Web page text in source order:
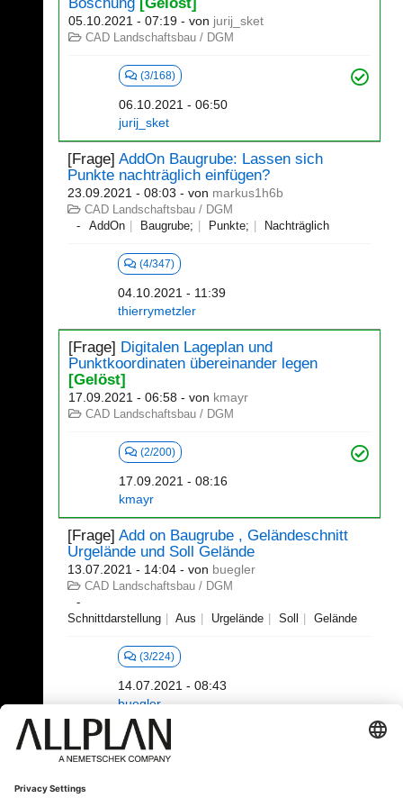
05.10.2021 - 07:19 - von jurij_sket
CAD Landschaftsbau / DGM
(3/168)
06.10.2021 - 06:50
jurij_sket
[Frage] AddOn Baugrube: Lassen sich
Punkte nachträglich einfügen?
23.09.2021 - 08:03 - von markus1h6b
CAD Landschaftsbau / DGM
AddOn
Baugrube; Punkte; Nachträglich
(4/347)
04.10.2021 - 11:39
thierrymetzler
[Frage] Digitalen Lageplan und
Punktkoordinaten übereinander legen
[Gelöst]
17.09.2021 - 06:58 - von kmayr
CAD Landschaftsbau / DGM
(2/200)
17.09.2021 - 08:16
kmayr
[Frage] Add on Baugrube , Geländeschnitt
Urgelände und Soll Gelände
13.07.2021 - 14:04 - von buegler
CAD Landschaftsbau / DGM
Schnittdarstellung Aus Urgelände Soll Gelände
(3/224)
14.07.2021 - 08:43
buegler
81 - 100 (254)